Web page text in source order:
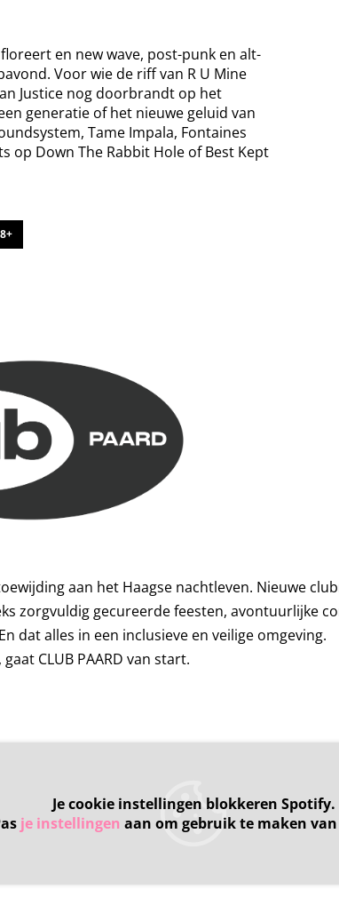
en new wave, post-punk en alt-
Voor wie de riff van R U Mine
Justice nog doorbrandt op het
generatie of het nieuwe geluid van
Tame Impala, Fontaines
op Down The Rabbit Hole of Best Kept
aan het Haagse nachtleven. Nieuwe
zorgvuldig gecureerde feesten, avontuurlijke
dat alles in een inclusieve en veilige omgeving.
CLUB PAARD van start.
Je cookie instellingen blokkeren Spotify.
je instellingen aan om gebruik te maken